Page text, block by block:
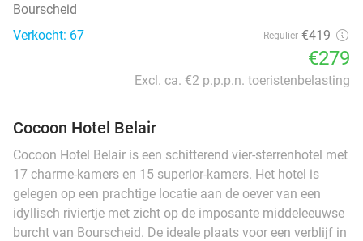
Bourscheid
Verkocht: 67
Regulier €419
€279
Excl. ca. €2 p.p.p.n. toeristenbelasting
Cocoon Hotel Belair
Cocoon Hotel Belair is een schitterend vier-sterrenhotel met
17 charme-kamers en 15 superior-kamers. Het hotel is
gelegen op een prachtige locatie aan de oever van een
idyllisch riviertje met zicht op de imposante middeleeuwse
burcht van Bourscheid. De ideale plaats voor een verblijf in